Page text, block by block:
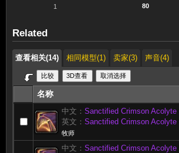
1
Related
查看相关(14) 相同模型(1) 卖家(3) 声音(4)
名称
中文： Sanctified Crimson Acolyte
英文： Sanctified Crimson Acolyte
牧师
中文： Sanctified Crimson Acolyte